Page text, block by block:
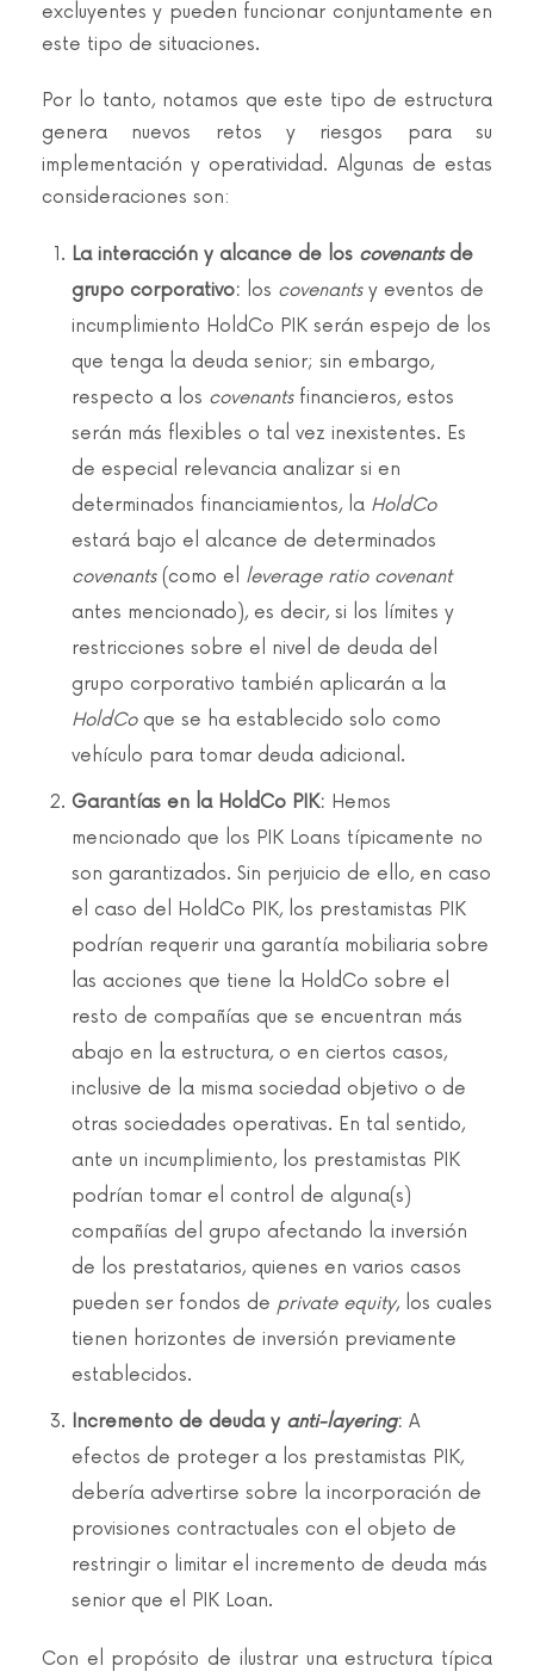
excluyentes y pueden funcionar conjuntamente en
este tipo de situaciones.
Por lo tanto, notamos que este tipo de estructura
genera nuevos retos y riesgos para su
implementación y operatividad. Algunas de estas
consideraciones son:
La interacción y alcance de los covenantsde
grupo corporativo: los covenantsy eventos de
incumplimiento HoldCo PIK serán espejo de los
que tenga la deuda senior; sin embargo,
respecto a los covenantsfinancieros, estos
serán más flexibles o tal vez inexistentes. Es
de especial relevancia analizar si en
determinados financiamientos, la HoldCo
estará bajo el alcance de determinados
covenants(como el leverage ratio covenant
antes mencionado), es decir, si los límites y
restricciones sobre el nivel de deuda del
grupo corporativo también aplicarán a la
HoldCoque se ha establecido solo como
vehículo para tomar deuda adicional.
Garantías en la HoldCo PIK: Hemos
mencionado que los PIK Loans típicamente no
son garantizados. Sin perjuicio de ello, en caso
el caso del HoldCo PIK, los prestamistas PIK
podrían requerir una garantía mobiliaria sobre
las acciones que tiene la HoldCo sobre el
resto de compañías que se encuentran más
abajo en la estructura, o en ciertos casos,
inclusive de la misma sociedad objetivo o de
otras sociedades operativas. En tal sentido,
ante un incumplimiento, los prestamistas PIK
podrían tomar el control de alguna(s)
compañías del grupo afectando la inversión
de los prestatarios, quienes en varios casos
pueden ser fondos de private equity, los cuales
tienen horizontes de inversión previamente
establecidos.
Incremento de deuda y anti-layering: A
efectos de proteger a los prestamistas PIK,
debería advertirse sobre la incorporación de
provisiones contractuales con el objeto de
restringir o limitar el incremento de deuda más
senior que el PIK Loan.
Con el propósito de ilustrar una estructura típica